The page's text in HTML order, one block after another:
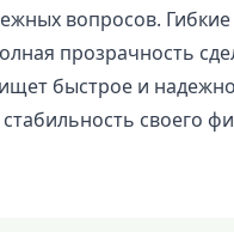
вопросов.
прозрачность
быстрое и
своего